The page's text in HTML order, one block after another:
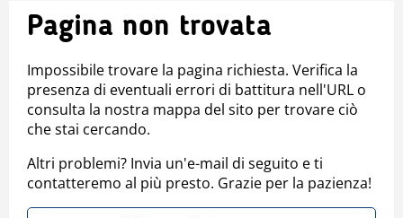
Pagina non trovata
Impossibile trovare la pagina richiesta. Verifica la
presenza di eventuali errori di battitura nell'URL o
consulta la nostra mappa del sito per trovare ciò
che stai cercando.
Altri problemi? Invia un'e-mail di seguito e ti
contatteremo al più presto. Grazie per la pazienza!